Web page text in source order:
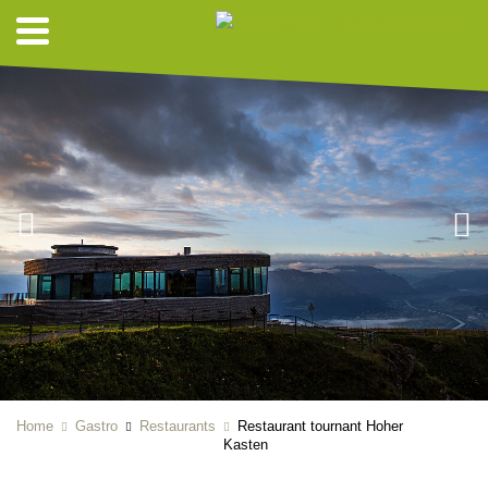
Home Gastro Restaurants
Restaurant tournant Hoher
Kasten